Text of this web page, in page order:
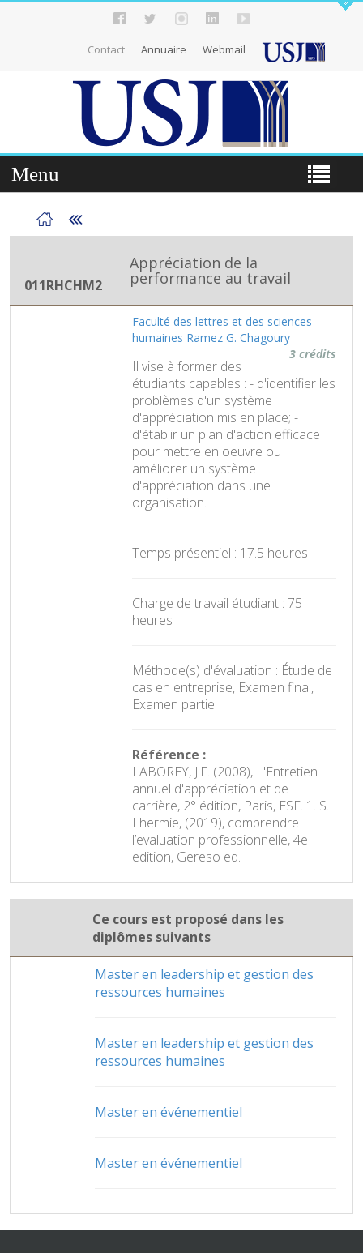
Contact Annuaire Webmail
Menu
011RHCHM2
Appréciation de la
performance au travail
Faculté des lettres et des sciences
humaines Ramez G. Chagoury
3 crédits
Il vise à former des
étudiants capables : - d'identifier les
problèmes d'un système
d'appréciation mis en place; -
d'établir un plan d'action efficace
pour mettre en oeuvre ou
améliorer un système
d'appréciation dans une
organisation.
Temps présentiel : 17.5 heures
Charge de travail étudiant : 75
heures
Méthode(s) d'évaluation : Étude de
cas en entreprise, Examen final,
Examen partiel
Référence :
LABOREY, J.F. (2008), L'Entretien
annuel d'appréciation et de
carrière, 2° édition, Paris, ESF. 1. S.
Lhermie, (2019), comprendre
l’evaluation professionnelle, 4e
edition, Gereso ed.
Ce cours est proposé dans les
diplômes suivants
Master en leadership et gestion des
ressources humaines
Master en leadership et gestion des
ressources humaines
Master en événementiel
Master en événementiel